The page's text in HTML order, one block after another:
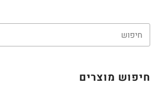
חיפוש מוצרים